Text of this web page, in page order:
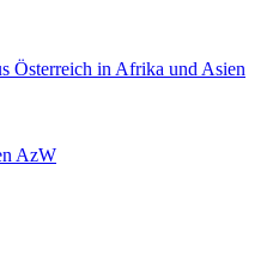
Österreich in Afrika und Asien
AzW